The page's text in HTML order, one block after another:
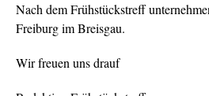
Nach dem Frühstückstreff
Freiburg im Breisgau.
Wir freuen uns drauf